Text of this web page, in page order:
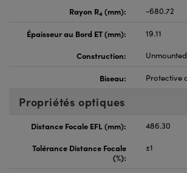
Rayon R4 (mm): -680.72
Épaisseur au Bord ET (mm):
19.11
Construction:
Biseau: Protective
Propriétés optiques
Distance Focale EFL (mm):
486.30
Tolérance Distance Focale
(%):
±1